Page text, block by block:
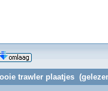
trawler plaatjes